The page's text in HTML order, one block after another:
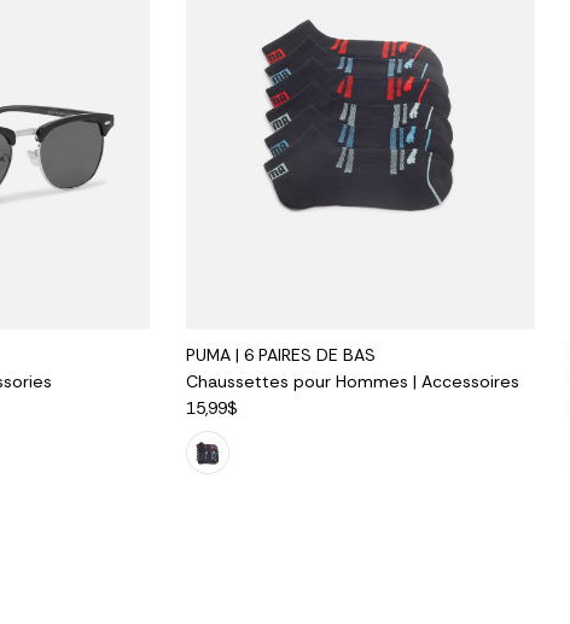
PUMA | 6 PAIRES DE BAS
Chaussettes pour Hommes | Accessoires
15,99$